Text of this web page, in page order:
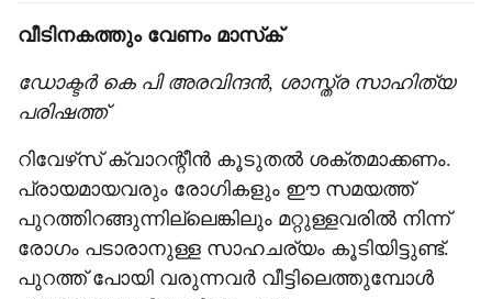
വീടിനകത്തും വേണം മാസ്‌ക്
ഡോക്ടര്‍ കെ പി അരവിന്ദന്‍, ശാസ്ത്ര സാഹിത്യ
പരിഷത്ത്
റിവേഴ്‌സ് ക്വാറന്റീന്‍ കൂടുതല്‍ ശക്തമാക്കണം.
പ്രായമായവരും രോഗികളും ഈ സമയത്ത്
പുറത്തിറങ്ങുന്നില്ലെങ്കിലും മറ്റുള്ളവരില്‍ നിന്ന്
രോഗം പടാരാനുള്ള സാഹചര്യം കൂടിയിട്ടുണ്ട്.
പുറത്ത് പോയി വരുന്നവര്‍ വീട്ടിലെത്തുമ്പോള്‍